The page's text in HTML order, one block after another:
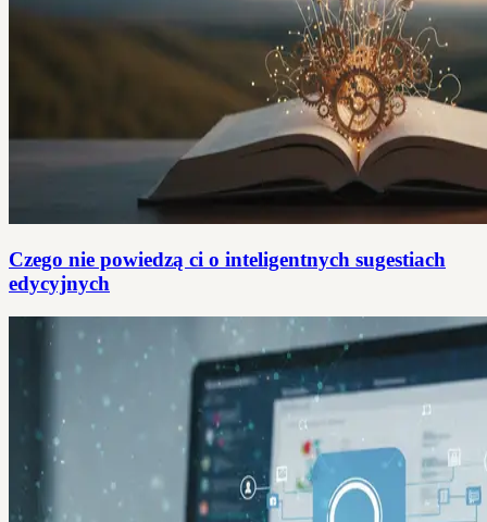
Czego nie powiedzą ci o inteligentnych sugestiach
edycyjnych